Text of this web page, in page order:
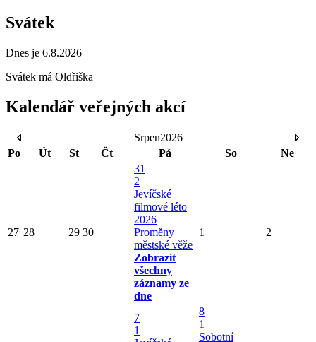
Svátek
Dnes je 6.8.2026
Svátek má Oldřiška
Kalendář veřejných akcí
Srpen2026
Po
Út St Čt Pá So Ne
27 28 29 30
31
2
Jevíčské
filmové léto
2026
Proměny
městské věže
Zobrazit
všechny
záznamy ze
dne
1 2
7
1
8
1
Sobotní